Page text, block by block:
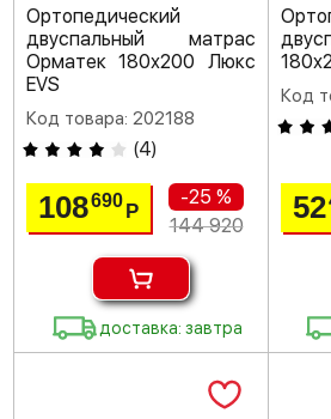
Ортопедический
двуспальный матрас
Орматек 180х200 Люкс
EVS
Код товара: 202188
(4)
108690Р
-25 %
144 920
доставка: завтра
Код
52